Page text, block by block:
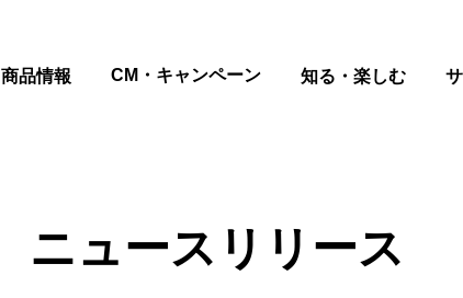
商品情報 CM・キャンペーン 知る・楽しむ
ニュースリリース